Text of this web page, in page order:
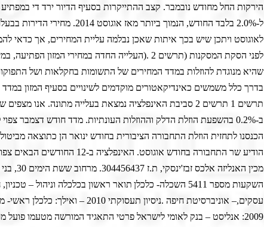
ל-2.0% בלבד החודש, הנמוך ביותר מאז
לאוגוסט ויתכן שיש בכך איתות שאכן נבלמה עליית המחירים, אך כדאי
לפני הסקת המסקנות (תרשים 2
).העלייה החדה במחירי המזון הפתיעה,
שהיא מנוגדת להוזלות במדד המחירים של התשומות בחקלאות ושל
תרשים 1 תרשים 2 סביבת האינפלציה נמצאת בעלייה מתונה. אנו מצפים
ב-0.2% בהשפעת הוזלת הדלק וההוזלות העונתיות. מדד חודש דצמבר
הכנסנו לתחזית הוזלת התחבורה הציבורית בחודש ינואר הן כתוצאה
מכין האנליזה
השקעות מספר 5411 השכלה- כלכלן
תואר ראשון בכלכלה וניהול –
עסקים,– אוניברסיטת חיפה .ניסיון תעסוקתי – 2010
2009: אנליסט – בנק לאומי לישראל פרטי התאגיד המורשה מטעמו פועל